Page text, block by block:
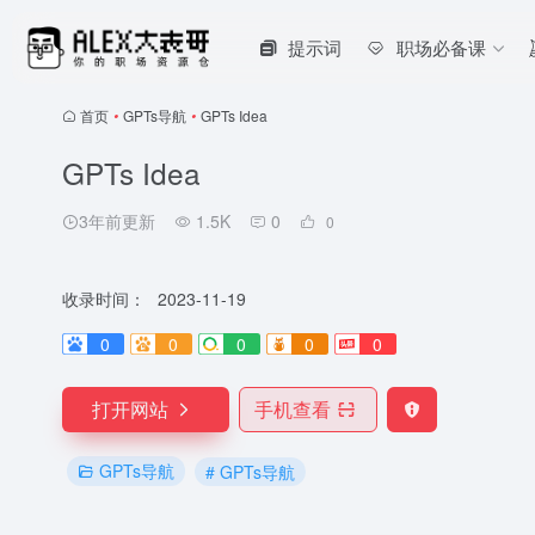
提示词 职场必备课
首页 • GPTs导航 • GPTs Idea
GPTs Idea
3年前更新 1.5K 0 0
收录时间：
2023-11-19
0
0 0 0 0
打开网站 手机查看
GPTs导航 # GPTs导航